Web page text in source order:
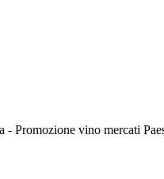
Promozione vino mercati